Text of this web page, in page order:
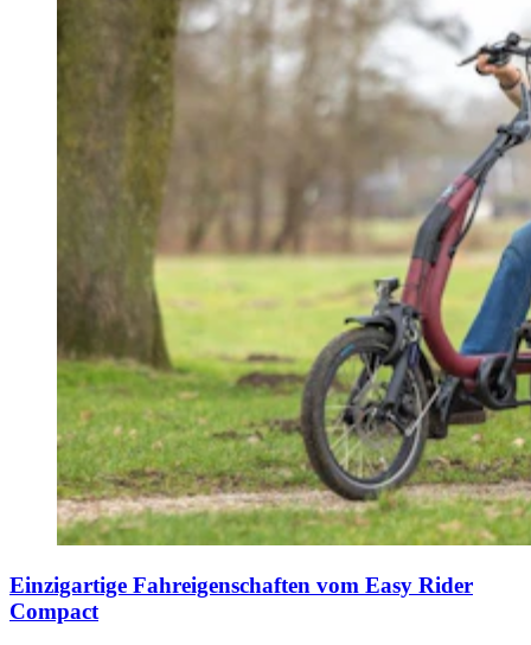
Einzigartige Fahreigenschaften vom Easy Rider
Compact